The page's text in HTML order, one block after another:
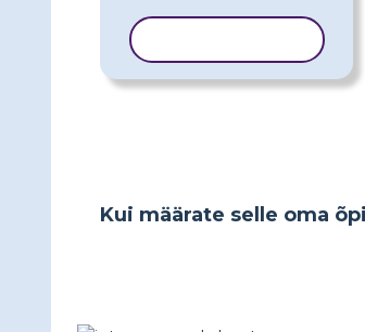
Kui määrate selle oma